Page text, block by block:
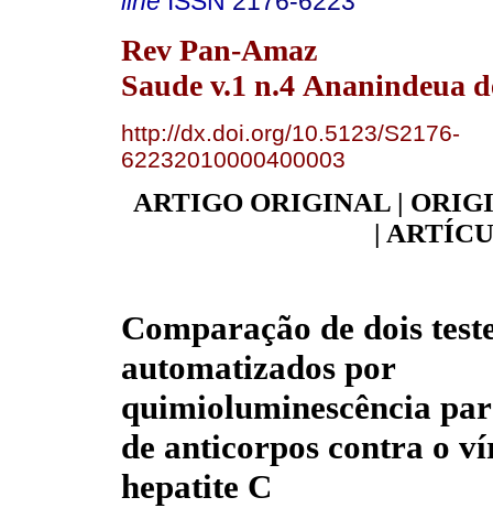
Rev Pan-Amaz
Saude v.1 n.4 Ananindeua
http://dx.doi.org/10.5123/S2176-
62232010000400003
ARTIGO ORIGINAL |
|
Comparação de dois
automatizados por
quimioluminescência
de anticorpos contra o
hepatite C